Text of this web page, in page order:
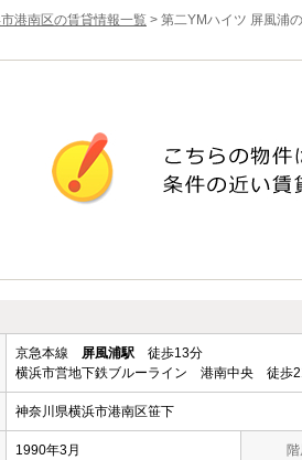
港南区の賃貸情報一覧 > 第二YMハイツ 屏風浦
京急本線 屏風浦駅 徒歩13分
横浜市営地下鉄ブルーライン 港南中央 徒歩
神奈川県横浜市港南区笹下
1990年3月